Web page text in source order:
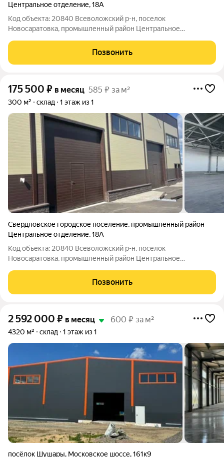
Центральное отделение,18А
Код объекта: 20840 Всеволожский р-н, поселок
Новосаратовка, промышленный район Центральное
производство или автосервис 300+350 или 650 Аренда под
склад или производство помещения 650 м2 с возможеностью
Позвонить
175 500 ₽ в месяц 585 ₽ за м²
300 м² склад 1 этаж из 1
Свердловское городское поселение, промышленный район
Центральное отделение,18А
Код объекта: 20840 Всеволожский р-н, поселок
Новосаратовка, промышленный район Центральное
производство или автосервис 300+350 или 650 Аренда под
склад или производство помещения 650 м2 с возможеностью
Позвонить
2 592 000 ₽ в месяц 600 ₽ за м²
4320 м² склад 1 этаж из 1
посёлок Шушары, Московское шоссе,161к9